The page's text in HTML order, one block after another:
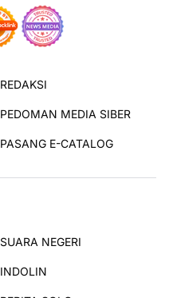
REDAKSI
PEDOMAN MEDIA SIBER
PASANG E-CATALOG
SUARA NEGERI
INDOLIN